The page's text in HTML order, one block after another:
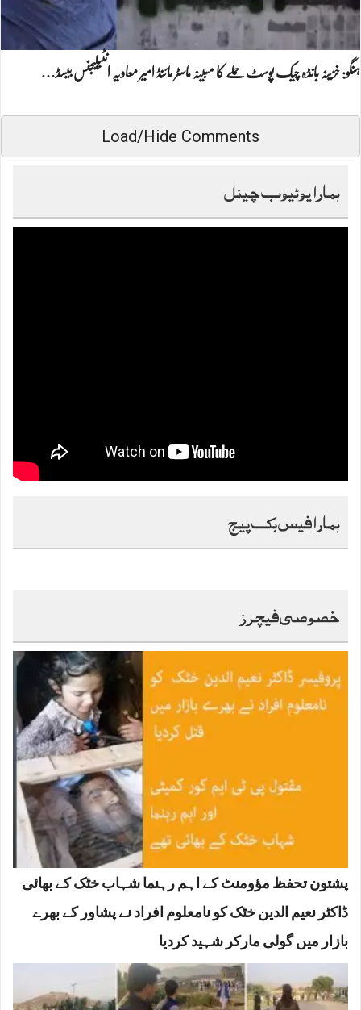
ہنگو: خزینہ بانڈہ چیک پوسٹ حملے کا مبینہ ماسٹر مائنڈ امیر معاویہ انٹیلیجنس بیسڈ…
Load/Hide Comments
ہمارا یوٹیوب چینل
ہمارا فیس بک پیج
خصوصی فیچرز
پشتون تحفظ مؤومنٹ کے اہم رہنما شہاب خٹک کے بھائی
ڈاکٹر نعیم الدین خٹک کو نامعلوم افراد نے پشاور کے بھرے
بازار میں گولی مارکر شہید کردیا